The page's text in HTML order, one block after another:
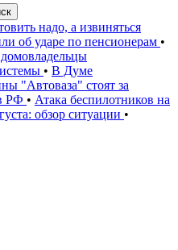
надо, а извиняться
об ударе по пенсионерам •
• В Думе
"Автоваза" стоят за
РФ • Атака беспилотников на
обзор ситуации •